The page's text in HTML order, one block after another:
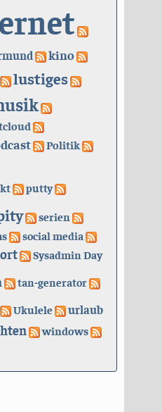
kino
lustiges
Politik
putty
serien
social media
Sysadmin Day
tan-generator
Ukulele urlaub
windows